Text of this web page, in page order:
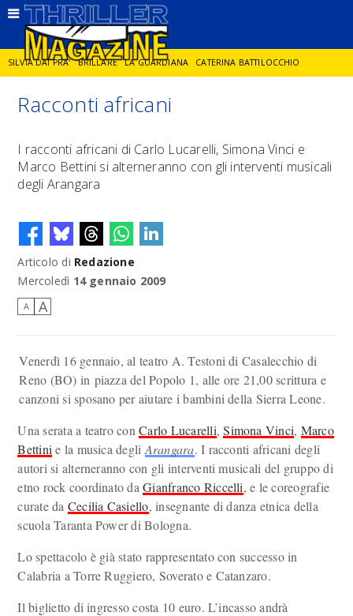
SILVIA DAI PRA' BRILLARE LA GUARDIANA CATERINA BATTILOCCHIO
JORGE DIAZ LA SPIA DELITTO IN CORNICE
DIEGO ZANDEL GLI ANNI DI PIETRA
Racconti africani
I racconti africani di Carlo Lucarelli, Simona Vinci e
Marco Bettini si alterneranno con gli interventi musicali
degli Arangara
Articolo di Redazione
Mercoledì 14 gennaio 2009
A A
Venerdì 16 gennaio, al teatro A. Testoni di Casalecchio di
Reno (BO) in piazza del Popolo 1, alle ore 21,00 scrittura e
canzoni si sposano per aiutare i bambini della Sierra Leone.
Una serata a teatro conCarlo Lucarelli,Simona Vinci, Marco
Bettini e la musica degli Arangara. I racconti africani degli
autori si alterneranno con gli interventi musicali del gruppo di
etno rock coordinato daGianfranco Riccelli, e le coreografie
curate da Cecilia Casiello, insegnante di danza etnica della
scuola Taranta Power di Bologna.
Lo spettacolo è già stato rappresentato con successo in
Calabria a Torre Ruggiero, Soverato e Catanzaro.
Il biglietto di ingresso costa 10 euro. L’incasso andrà